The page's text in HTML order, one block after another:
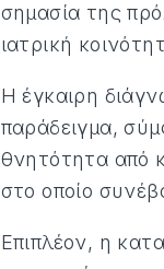
σημασία της
ιατρική
Η έγκαιρη
παράδειγμα,
θνητότητα από
στο οποίο
Επιπλέον, η